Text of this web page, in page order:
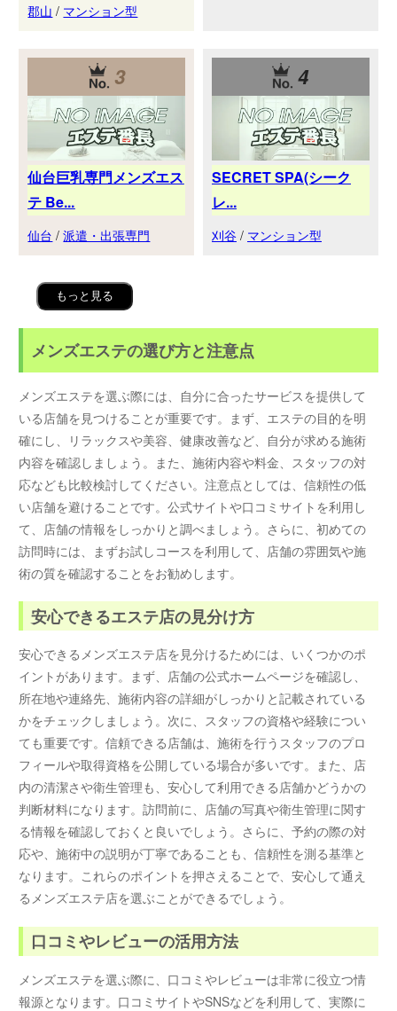
郡山 / マンション型
3
仙台巨乳専門メンズエス
テ Be...
仙台 /派遣・出張専門
4
SECRET SPA(シーク
レ...
刈谷 / マンション型
もっと見る
メンズエステの選び方と注意点
メンズエステを選ぶ際には、自分に合ったサービスを提供して
いる店舗を見つけることが重要です。まず、エステの目的を明
確にし、リラックスや美容、健康改善など、自分が求める施術
内容を確認しましょう。また、施術内容や料金、スタッフの対
応なども比較検討してください。注意点としては、信頼性の低
い店舗を避けることです。公式サイトや口コミサイトを利用し
て、店舗の情報をしっかりと調べましょう。さらに、初めての
訪問時には、まずお試しコースを利用して、店舗の雰囲気や施
術の質を確認することをお勧めします。
安心できるエステ店の見分け方
安心できるメンズエステ店を見分けるためには、いくつかのポ
イントがあります。まず、店舗の公式ホームページを確認し、
所在地や連絡先、施術内容の詳細がしっかりと記載されている
かをチェックしましょう。次に、スタッフの資格や経験につい
ても重要です。信頼できる店舗は、施術を行うスタッフのプロ
フィールや取得資格を公開している場合が多いです。また、店
内の清潔さや衛生管理も、安心して利用できる店舗かどうかの
判断材料になります。訪問前に、店舗の写真や衛生管理に関す
る情報を確認しておくと良いでしょう。さらに、予約の際の対
応や、施術中の説明が丁寧であることも、信頼性を測る基準と
なります。これらのポイントを押さえることで、安心して通え
るメンズエステ店を選ぶことができるでしょう。
口コミやレビューの活用方法
メンズエステを選ぶ際に、口コミやレビューは非常に役立つ情
報源となります。口コミサイトやSNSなどを利用して、実際に